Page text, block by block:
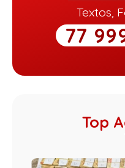
Textos,
77
Top